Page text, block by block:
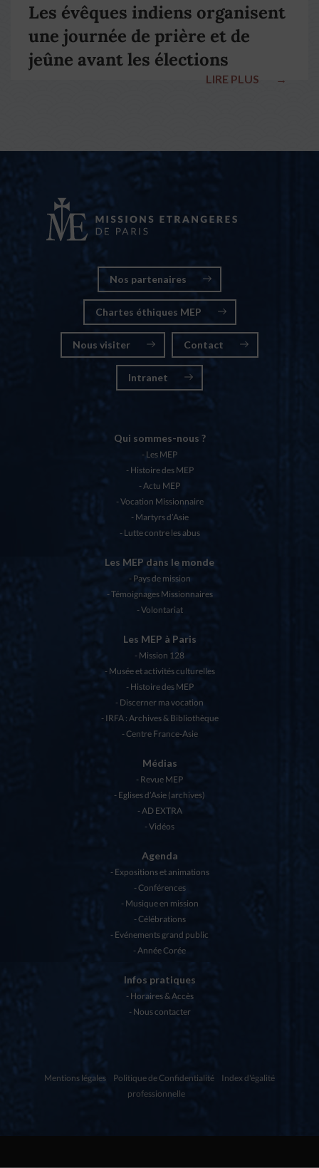
Les évêques indiens organisent
une journée de prière et de
jeûne avant les élections
LIRE PLUS →
Nos partenaires
Chartes éthiques MEP
Nous visiter Contact
Intranet
Qui sommes-nous ?
Les MEP
Histoire des MEP
Actu MEP
Vocation Missionnaire
Martyrs d’Asie
Lutte contre les abus
Les MEP dans le monde
Pays de mission
Témoignages Missionnaires
Volontariat
Les MEP à Paris
Mission 128
Musée et activités culturelles
Histoire des MEP
Discerner ma vocation
IRFA : Archives & Bibliothèque
Centre France-Asie
Médias
Revue MEP
Eglises d’Asie (archives)
AD EXTRA
Vidéos
Agenda
Expositions et animations
Conférences
Musique en mission
Célébrations
Evénements grand public
Année Corée
Infos pratiques
Horaires & Accès
Nous contacter
Mentions légales Politique de Confidentialité
Index d'égalité
professionnelle